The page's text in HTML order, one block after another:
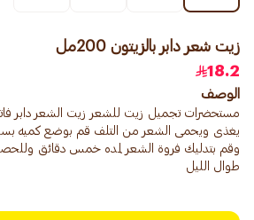
زيت شعر دابر بالزيتون 200مل
18.2
الوصف
يغذى ويحمى الشعر من التلف قم بوضع كميه
وقم بتدليك فروة الشعر لمده خمس دقائق
طوال الليل